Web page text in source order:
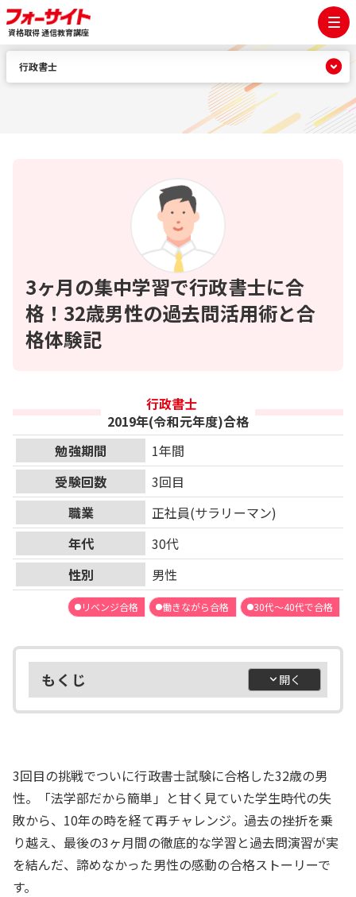
資格取得 通信教育講座
3ヶ月の集中学習で行政書士に合
格！32歳男性の過去問活用術と合
格体験記
行政書士
2019年(令和元年度)合格
勉強期間
1年間
受験回数
3回目
職業
正社員(サラリーマン)
年代
30代
性別
男性
リベンジ合格 働きながら合格 30代～40代で合格
もくじ
3回目の挑戦でついに行政書士試験に合格した32歳の男
性。「法学部だから簡単」と甘く見ていた学生時代の失
敗から、10年の時を経て再チャレンジ。過去の挫折を乗
り越え、最後の3ヶ月間の徹底的な学習と過去問演習が実
を結んだ、諦めなかった男性の感動の合格ストーリーで
す。
行政書士